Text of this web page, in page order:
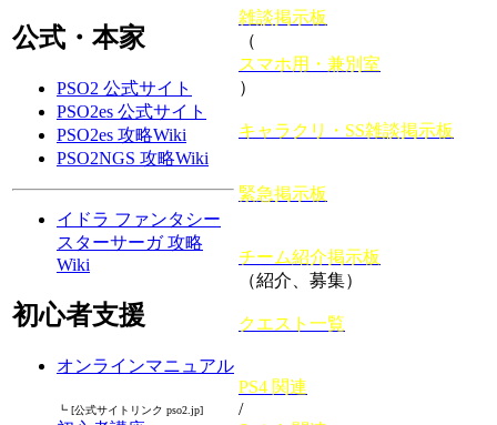
公式・本家
PSO2 公式サイト
PSO2es 公式サイト
PSO2es 攻略Wiki
PSO2NGS 攻略Wiki
イドラ ファンタシー
スターサーガ 攻略
Wiki
初心者支援
オンラインマニュアル
┗ [公式サイトリンク pso2.jp]
雑談掲示板
（
スマホ用・兼別室
）
キャラクリ・SS雑談掲示板
緊急掲示板
チーム紹介掲示板
（紹介、募集）
クエスト一覧
PS4 関連
/